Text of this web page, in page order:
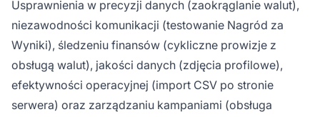
Usprawnienia w precyzji danych (zaokrąglanie walut),
niezawodności komunikacji (testowanie Nagród za
Wyniki), śledzeniu finansów (cykliczne prowizje z
obsługą walut), jakości danych (zdjęcia profilowe),
efektywności operacyjnej (import CSV po stronie
serwera) oraz zarządzaniu kampaniami (obsługa